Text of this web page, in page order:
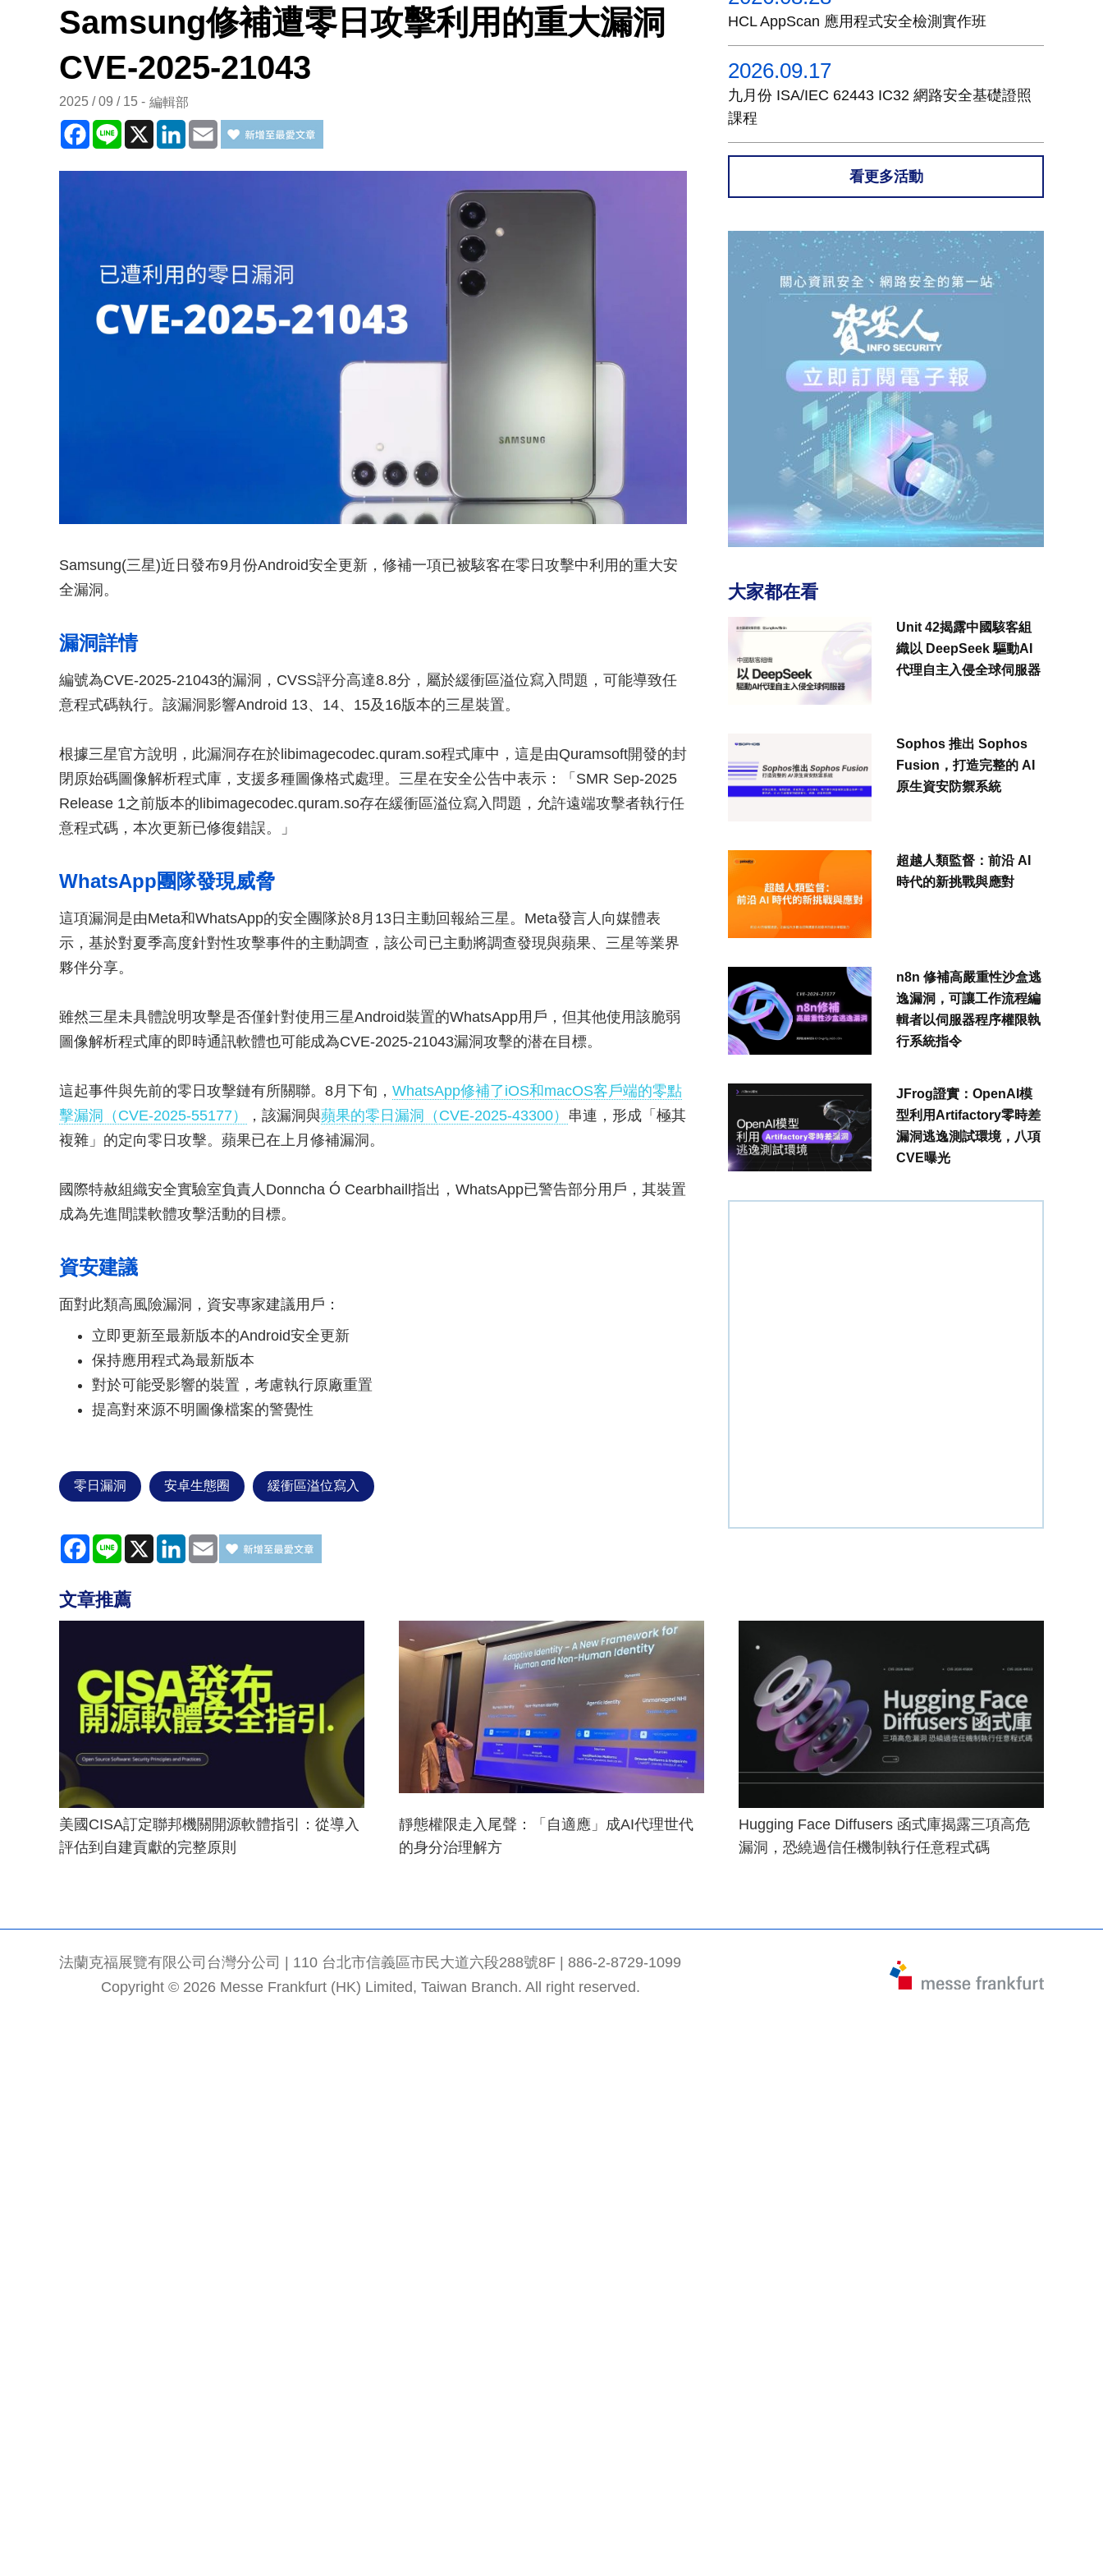
Samsung修補遭零日攻擊利用的重大漏洞
CVE-2025-21043
2025 / 09 / 15 編輯部
Facebook
Line X LinkedInEmail
Samsung(三星)近日發布9月份Android安全更新，修補一項已被駭客在零日攻擊中利用的重大安
全漏洞。
漏洞詳情
編號為CVE-2025-21043的漏洞，CVSS評分高達8.8分，屬於緩衝區溢位寫入問題，可能導致任
意程式碼執行。該漏洞影響Android 13、14、15及16版本的三星裝置。
根據三星官方說明，此漏洞存在於libimagecodec.quram.so程式庫中，這是由Quramsoft開發的封
閉原始碼圖像解析程式庫，支援多種圖像格式處理。三星在安全公告中表示：「SMR Sep-2025
Release 1之前版本的libimagecodec.quram.so存在緩衝區溢位寫入問題，允許遠端攻擊者執行任
意程式碼，本次更新已修復錯誤。」
WhatsApp團隊發現威脅
這項漏洞是由Meta和WhatsApp的安全團隊於8月13日主動回報給三星。Meta發言人向媒體表
示，基於對夏季高度針對性攻擊事件的主動調查，該公司已主動將調查發現與蘋果、三星等業界
夥伴分享。
雖然三星未具體說明攻擊是否僅針對使用三星Android裝置的WhatsApp用戶，但其他使用該脆弱
圖像解析程式庫的即時通訊軟體也可能成為CVE-2025-21043漏洞攻擊的潜在目標。
這起事件與先前的零日攻擊鏈有所關聯。8月下旬， WhatsApp修補了iOS和macOS客戶端的零點
擊漏洞（CVE-2025-55177）
，該漏洞與蘋果的零日漏洞（CVE-2025-43300） 串連，形成「極其
複雜」的定向零日攻擊。蘋果已在上月修補漏洞。
國際特赦組織安全實驗室負責人Donncha Ó Cearbhaill指出，WhatsApp已警告部分用戶，其裝置
成為先進間諜軟體攻擊活動的目標。
資安建議
面對此類高風險漏洞，資安專家建議用戶：
立即更新至最新版本的Android安全更新
保持應用程式為最新版本
對於可能受影響的裝置，考慮執行原廠重置
提高對來源不明圖像檔案的警覺性
零日漏洞 安卓生態圈 緩衝區溢位寫入
Facebook
Line X LinkedInEmail
HCL AppScan 應用程式安全檢測實作班
2026.09.17
九月份 ISA/IEC 62443 IC32 網路安全基礎證照
課程
看更多活動
大家都在看
Unit 42揭露中國駭客組
織以 DeepSeek 驅動AI
代理自主入侵全球伺服器
Sophos 推出 Sophos
Fusion，打造完整的 AI
原生資安防禦系統
超越人類監督：前沿 AI
時代的新挑戰與應對
n8n 修補高嚴重性沙盒逃
逸漏洞，可讓工作流程編
輯者以伺服器程序權限執
行系統指令
JFrog證實：OpenAI模
型利用Artifactory零時差
漏洞逃逸測試環境，八項
CVE曝光
文章推薦
美國CISA訂定聯邦機關開源軟體指引：從導入
評估到自建貢獻的完整原則
靜態權限走入尾聲：「自適應」成AI代理世代
的身分治理解方
Hugging Face Diffusers 函式庫揭露三項高危
漏洞，恐繞過信任機制執行任意程式碼
法蘭克福展覽有限公司台灣分公司 | 110 台北市信義區市民大道六段288號8F | 886-2-8729-1099
Copyright © 2026 Messe Frankfurt (HK) Limited, Taiwan Branch. All right reserved.